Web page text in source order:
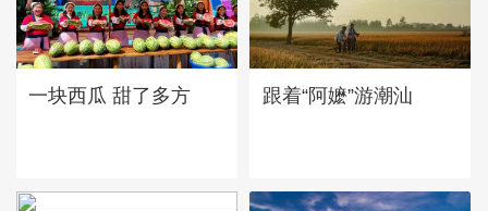
一块西瓜 甜了多方 跟着“阿嬷”游潮汕